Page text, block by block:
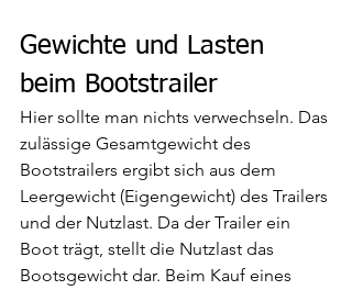
Gewichte und Lasten
beim Bootstrailer
Hier sollte man nichts verwechseln. Das
zulässige Gesamtgewicht des
Bootstrailers ergibt sich aus dem
Leergewicht (Eigengewicht) des Trailers
und der Nutzlast. Da der Trailer ein
Boot trägt, stellt die Nutzlast das
Bootsgewicht dar. Beim Kauf eines